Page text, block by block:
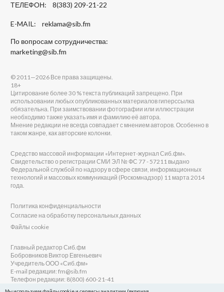
ТЕЛЕФОН: 8(383) 209-21-22
E-MAIL: reklama@sib.fm
По вопросам сотрудничества:
marketing@sib.fm
© 2011—2026 Все права защищены.
18+
Цитирование более 30 % текста публикаций запрещено. При
использовании любых опубликованных материалов гиперссылка
обязательна. При заимствовании фотографии или иллюстрации
необходимо также указать имя и фамилию её автора.
Мнение редакции не всегда совпадает с мнением авторов. Особенно в
таком жанре, как авторские колонки.
Средство массовой информации «Интернет-журнал Сиб.фм».
Свидетельство о регистрации СМИ ЭЛ № ФС 77 - 57211 выдано
Федеральной службой по надзору в сфере связи, информационных
технологий и массовых коммуникаций (Роскомнадзор) 11 марта 2014
года.
Политика конфиденциальности
Согласие на обработку персональных данных
Файлы cookie
Главный редактор Сиб.фм
Бобровников Виктор Евгеньевич
Учредитель ООО «Сиб.фм»
E-mail редакции: fm@sib.fm
Телефон редакции: 8(800) 600-21-41